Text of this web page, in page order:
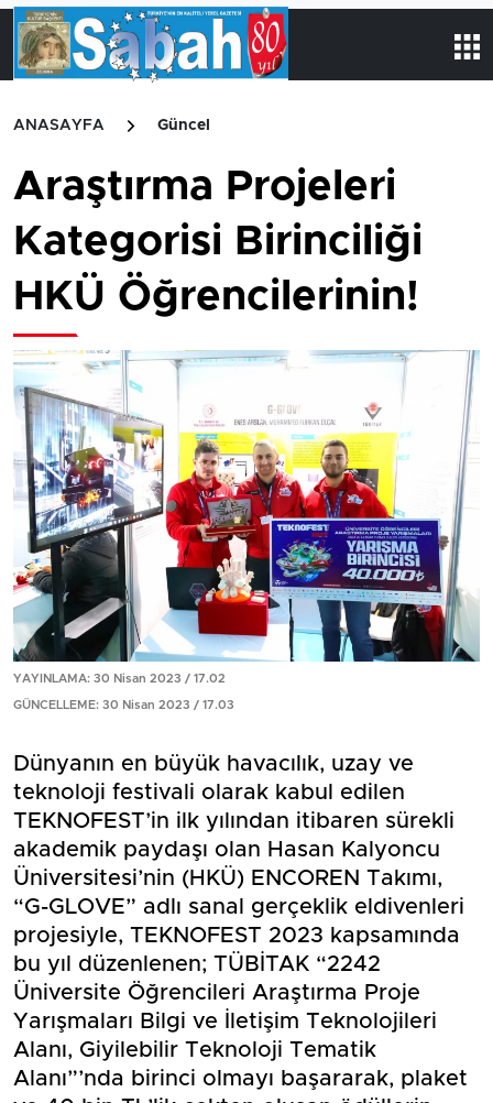
ANASAYFA Güncel
Araştırma Projeleri
Kategorisi Birinciliği
HKÜ Öğrencilerinin!
YAYINLAMA: 30 Nisan 2023 / 17.02
GÜNCELLEME: 30 Nisan 2023 / 17.03
Dünyanın en büyük havacılık, uzay ve
teknoloji festivali olarak kabul edilen
TEKNOFEST’in ilk yılından itibaren sürekli
akademik paydaşı olan Hasan Kalyoncu
Üniversitesi’nin (HKÜ) ENCOREN Takımı,
“G-GLOVE” adlı sanal gerçeklik eldivenleri
projesiyle, TEKNOFEST 2023 kapsamında
bu yıl düzenlenen; TÜBİTAK “2242
Üniversite Öğrencileri Araştırma Proje
Yarışmaları Bilgi ve İletişim Teknolojileri
Alanı, Giyilebilir Teknoloji Tematik
Alanı”’nda birinci olmayı başararak, plaket